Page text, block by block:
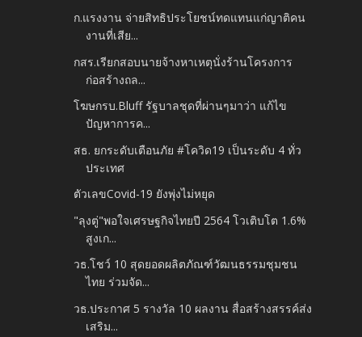
ก.แรงงาน จ่ายสิทธิประโยชน์ทดแทนแก่ญาติคน
งานที่เสีย...
กสร.เรียกสอบนายจ้างหาเหตุนั่งร้านโครงการ
ก่อสร้างถล...
โฆษกรบ.Bluff รัฐบาลชุดที่ผ่านๆมาว่า แก้ไข
ปัญหาการค...
สธ. ยกระดับเตือนภัย #โควิด19 เป็นระดับ 4 ทั่ว
ประเทศ
ตัวเลขCovid-19 ยังพุ่งไม่หยุด
"ลุงตู่"พอใจเศรษฐกิจไทยปี 2564 โวเติบโต 1.6%
สูงเก...
วธ.โชว์ 10 สุดยอดผลิตภัณฑ์วัฒนธรรมชุมชน
ไทย ร่วมจัด...
วธ.ประกาศ 5 รางวัล 10 ผลงาน สื่อสร้างสรรค์ส่ง
เสริม...